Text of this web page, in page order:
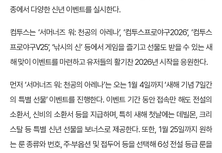
종에서 다양한 신년 이벤트를 실시한다.
컴투스는 ‘서머너즈 워: 천공의 아레나’, ‘컴투스프로야구2026’, ‘컴투스
프로야구V25’, ‘낚시의 신’ 등에서 게임을 즐기고 선물도 받을 수 있는 새
해 맞이 이벤트를 마련하고 유저들의 활기찬 2026년 시작을 응원한다.
먼저 ‘서머너즈 워: 천공의 아레나’는 오는 1월 4일까지 ‘새해 기념 7일간
의 특별 선물’ 이벤트를 진행한다. 이벤트 기간 동안 접속만 해도 전설의
소환서, 신비의 소환서 등을 지급하며, 특히 새해 첫날에는 데빌몬, 크리
스탈 등 특별 신년 선물을 보너스로 제공한다. 또한, 1월 25일까지 원하
는 룬 종류와 번호, 주·부옵션 및 접두어 등을 선택해 6성 전설 등급 룬을